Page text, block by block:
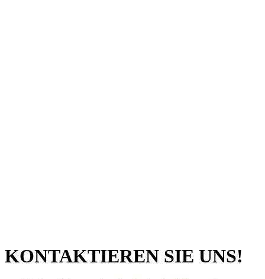
KONTAKTIEREN SIE UNS!